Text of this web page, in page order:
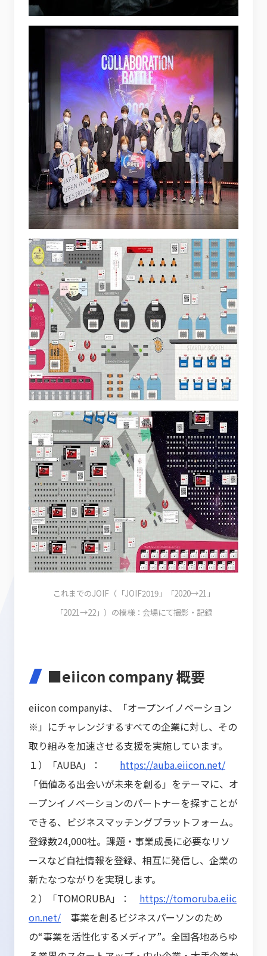
これまでのJOIF（「JOIF2019」「2020→21」
「2021→22」）の模様：会場にて撮影・記録
■eiicon company 概要
eiicon companyは、「オープンイノベーション
※」にチャレンジするすべての企業に対し、その
取り組みを加速させる支援を実施しています。
１）「AUBA」： https://auba.eiicon.net/
「価値ある出会いが未来を創る」をテーマに、オ
ープンイノベーションのパートナーを探すことが
できる、ビジネスマッチングプラットフォーム。
登録数24,000社。課題・事業成長に必要なリソ
ースなど自社情報を登録、相互に発信し、企業の
新たなつながりを実現します。
２）「TOMORUBA」： https://tomoruba.eiic
on.net/ 事業を創るビジネスパーソンのため
の“事業を活性化するメディア”。全国各地あらゆ